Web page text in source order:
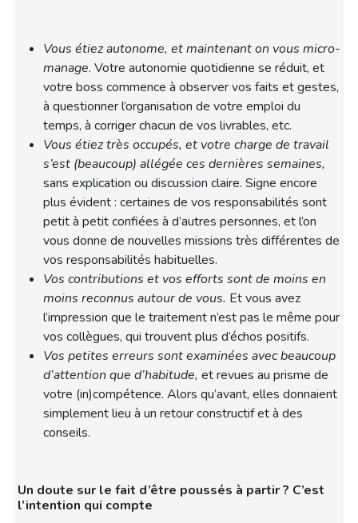
Vous étiez autonome, et maintenant on vous micro-
manage. Votre autonomie quotidienne se réduit, et
votre boss commence à observer vos faits et gestes,
à questionner l’organisation de votre emploi du
temps, à corriger chacun de vos livrables, etc.
Vous étiez très occupés, et votre charge de travail
s’est (beaucoup) allégée ces dernières semaines,
sans explication ou discussion claire. Signe encore
plus évident : certaines de vos responsabilités sont
petit à petit confiées à d’autres personnes, et l’on
vous donne de nouvelles missions très différentes de
vos responsabilités habituelles.
Vos contributions et vos efforts sont de moins en
moins reconnus autour de vous. Et vous avez
l’impression que le traitement n’est pas le même pour
vos collègues, qui trouvent plus d’échos positifs.
Vos petites erreurs sont examinées avec beaucoup
d’attention que d’habitude, et revues au prisme de
votre (in)compétence. Alors qu’avant, elles donnaient
simplement lieu à un retour constructif et à des
conseils.
Un doute sur le fait d’être poussés à partir ? C’est
l’intention qui compte